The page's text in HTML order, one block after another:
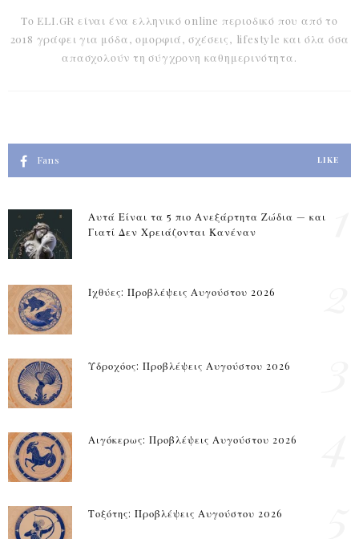
Το ELI.GR είναι ένα ελληνικό online περιοδικό που από το
2018 γράφει για μόδα, ομορφιά, σχέσεις, lifestyle και όλα όσα
απασχολούν τη σύγχρονη καθημερινότητα.
Fans LIKE
Αυτά Είναι τα 5 πιο Ανεξάρτητα Ζώδια — και
Γιατί Δεν Χρειάζονται Κανέναν
Ιχθύες: Προβλέψεις Αυγούστου 2026
Υδροχόος: Προβλέψεις Αυγούστου 2026
Αιγόκερως: Προβλέψεις Αυγούστου 2026
Τοξότης: Προβλέψεις Αυγούστου 2026